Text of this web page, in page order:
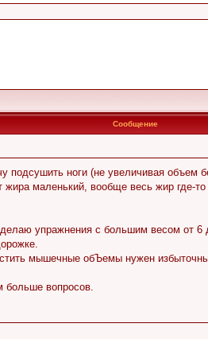
Сообщение
подсушить ноги (не увеличивая
маленький, вообще весь жир где-
упражнения с большим весом от 6
мышечные обЪемы нужен
больше вопросов.